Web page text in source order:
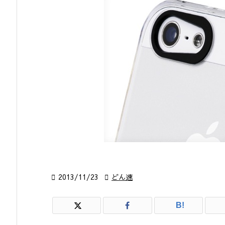
 2013/11/23  どん速
B!